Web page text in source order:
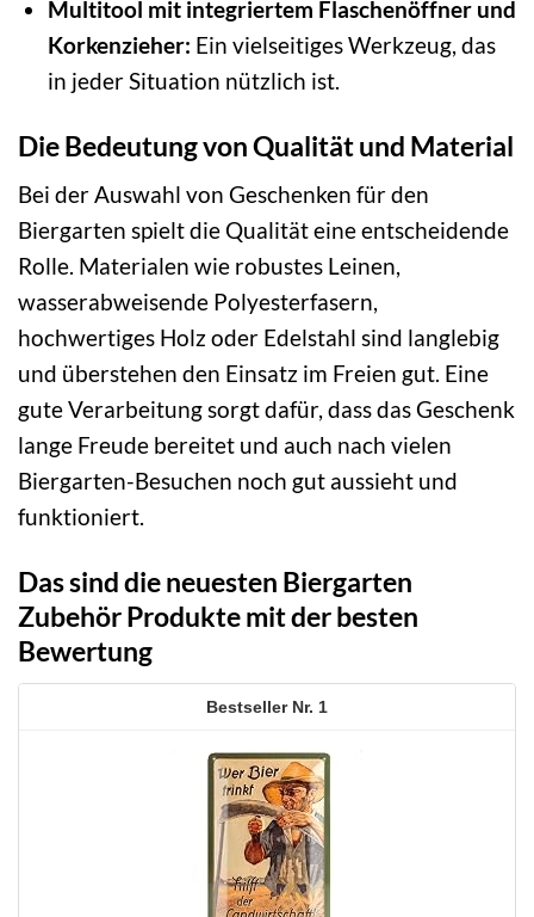
Multitool mit integriertem Flaschenöffner und
Korkenzieher: Ein vielseitiges Werkzeug, das
in jeder Situation nützlich ist.
Die Bedeutung von Qualität und Material
Bei der Auswahl von Geschenken für den
Biergarten spielt die Qualität eine entscheidende
Rolle. Materialen wie robustes Leinen,
wasserabweisende Polyesterfasern,
hochwertiges Holz oder Edelstahl sind langlebig
und überstehen den Einsatz im Freien gut. Eine
gute Verarbeitung sorgt dafür, dass das Geschenk
lange Freude bereitet und auch nach vielen
Biergarten-Besuchen noch gut aussieht und
funktioniert.
Das sind die neuesten Biergarten
Zubehör Produkte mit der besten
Bewertung
1